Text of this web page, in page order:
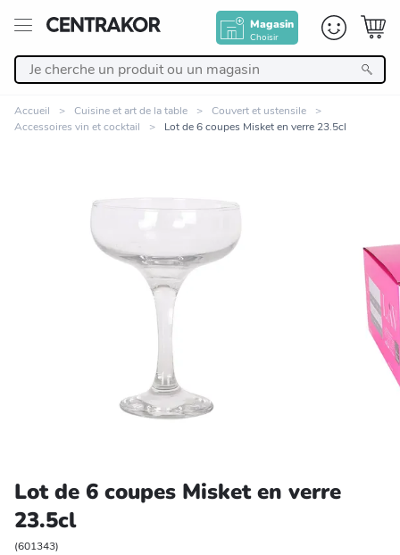
Magasin
Choisir
Décoration
Linge de maison
Salle de bain et beauté
Animalerie
Accueil Cuisine et art de la table
Couvert et ustensile
Accessoires vin et cocktail
Lot de 6 coupes Misket en verre 23.5cl
Lot de 6 coupes Misket en verre
23.5cl
(601343)